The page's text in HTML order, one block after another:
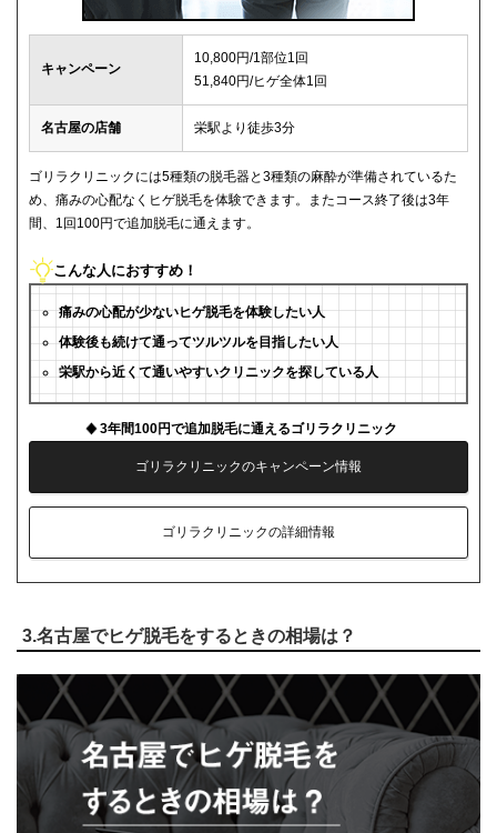
キャンペーン
10,800円/1部位1回
51,840円/ヒゲ全体1回
名古屋の店舗 栄駅より徒歩3分
ゴリラクリニックには5種類の脱毛器と3種類の麻酔が準備されているた
め、痛みの心配なくヒゲ脱毛を体験できます。またコース終了後は3年
間、1回100円で追加脱毛に通えます。
こんな人におすすめ！
痛みの心配が少ないヒゲ脱毛を体験したい人
体験後も続けて通ってツルツルを目指したい人
栄駅から近くて通いやすいクリニックを探している人
3年間100円で追加脱毛に通えるゴリラクリニック
ゴリラクリニックのキャンペーン情報
ゴリラクリニックの詳細情報
3.名古屋でヒゲ脱毛をするときの相場は？